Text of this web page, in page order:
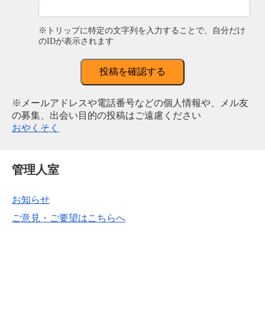
※トリップに特定の文字列を入力することで、自分だけ
のIDが表示されます
投稿を確認する
※メールアドレスや電話番号などの個人情報や、メル友
の募集、出会い目的の投稿はご遠慮ください
おやくそく
管理人室
お知らせ
ご意見・ご要望はこちらへ